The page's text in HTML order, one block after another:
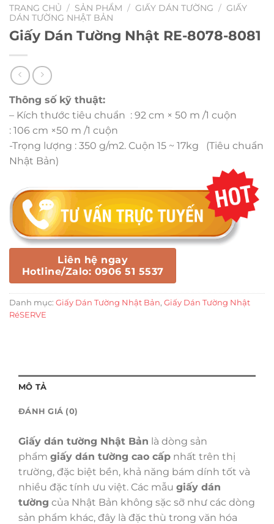
TRANG CHỦ / SẢN PHẨM / GIẤY DÁN TƯỜNG / GIẤY
DÁN TƯỜNG NHẬT BẢN
Giấy Dán Tường Nhật RE-8078-8081
Thông số kỹ thuật:
– Kích thước tiêu chuẩn : 92 cm × 50 m /1 cuộn
: 106 cm ×50 m /1 cuộn
-Trọng lượng : 350 g/m2. Cuộn 15 ~ 17kg (Tiêu chuẩn
Nhật Bản)
Liên hệ ngay
Hotline/Zalo: 0906 51 5537
Danh mục: Giấy Dán Tường Nhật Bản, Giấy Dán Tường Nhật
RéSERVE
MÔ TẢ
ĐÁNH GIÁ (0)
Giấy dán tường Nhật Bản là dòng sản
phẩm giấy dán tường cao cấp nhất trên thị
trường, đặc biệt bền, khả năng bám dính tốt và
nhiều đặc tính ưu việt. Các mẫu giấy dán
tường của Nhật Bản không sặc sỡ như các dòng
sản phẩm khác, đây là đặc thù trong văn hóa